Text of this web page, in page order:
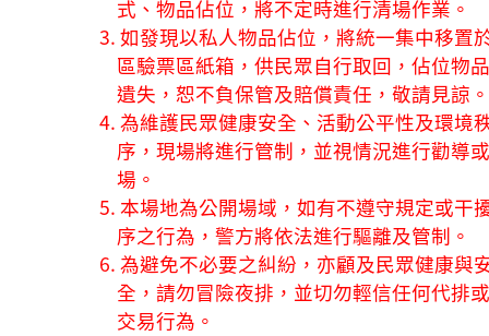
式、物品佔位，將不定時進行清場作業。
3. 如發現以私人物品佔位，將統一集中移置
區驗票區紙箱，供民眾自行取回，佔位物
遺失，恕不負保管及賠償責任，敬請見諒
4. 為維護民眾健康安全、活動公平性及環境
序，現場將進行管制，並視情況進行勸導
場。
5. 本場地為公開場域，如有不遵守規定或干
序之行為，警方將依法進行驅離及管制。
6. 為避免不必要之糾紛，亦顧及民眾健康與
全，請勿冒險夜排，並切勿輕信任何代排
交易行為。